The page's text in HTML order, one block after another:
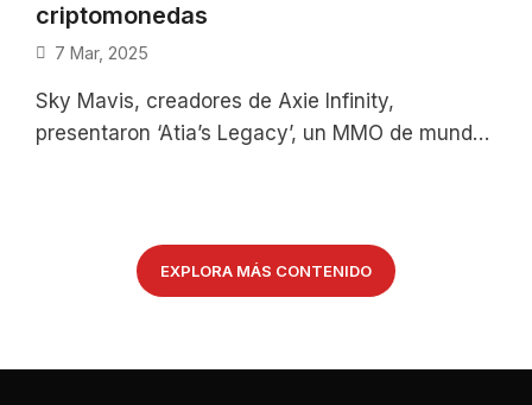
criptomonedas
7 Mar, 2025
Sky Mavis, creadores de Axie Infinity,
presentaron ‘Atia’s Legacy’, un MMO de mundo
EXPLORA MÁS CONTENIDO